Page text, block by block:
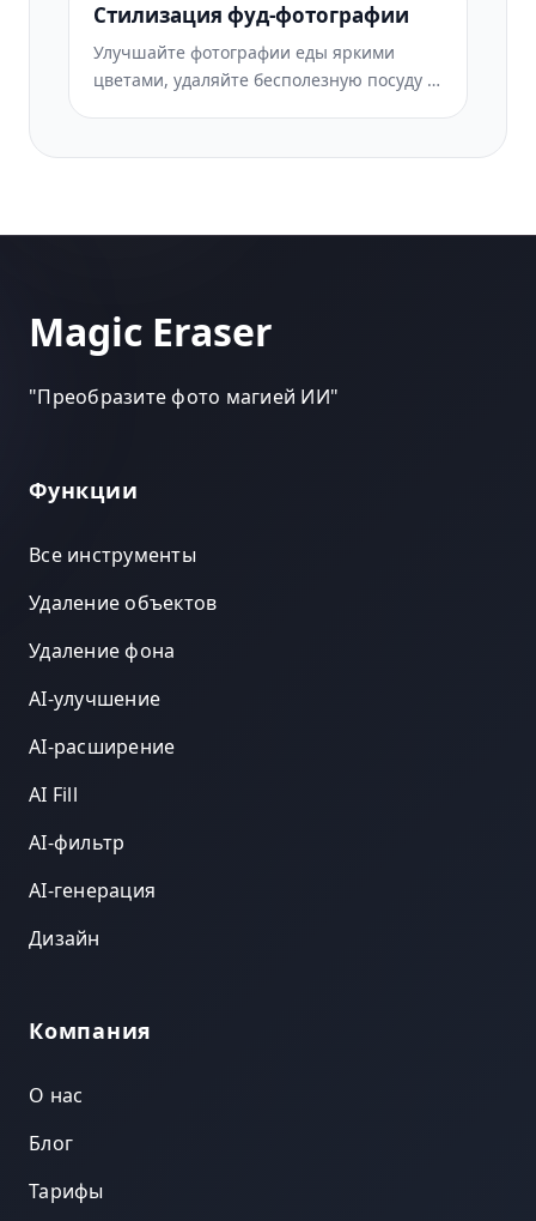
Стилизация фуд-фотографии
Улучшайте фотографии еды яркими
цветами, удаляйте бесполезную посуду и
изображения ресторанов и рецептов.
Magic Eraser
"Преобразите фото магией ИИ"
Функции
Все инструменты
Удаление объектов
Удаление фона
AI-улучшение
AI-расширение
AI Fill
AI-фильтр
AI-генерация
Дизайн
Компания
О нас
Блог
Тарифы